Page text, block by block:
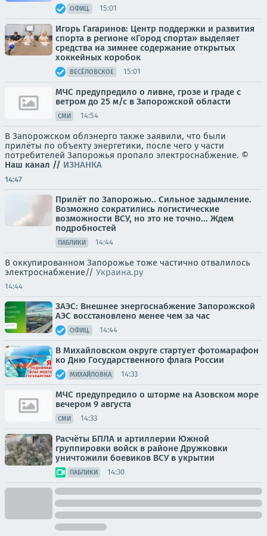
ОФИЦ. 15:01
Игорь Гагаринов: Центр поддержки и развития
спорта в регионе «Город спорта» выделяет
средства на зимнее содержание открытых
хоккейных коробок
ВЕСЁЛОВСКОЕ 15:01
МЧС предупредило о ливне, грозе и граде с
ветром до 25 м/с в Запорожской области
СМИ 14:54
В Запорожском облэнерго также заявили, что были
прилёты по объекту энергетики, после чего у части
потребителей Запорожья пропало электроснабжение. ©
Наш канал // ИЗНАНКА
14:47
Прилёт по Запорожью.. Сильное задымление.
Возможно сократились логистические
возможности ВСУ, но это не точно... Ждем
подробностей
ПАБЛИКИ 14:44
В оккупированном Запорожье тоже частично отвалилось
электроснабжение// Украина.ру
14:44
ЗАЭС: Внешнее энергоснабжение Запорожской
АЭС восстановлено менее чем за час
ОФИЦ. 14:44
В Михайловском округе стартует фотомарафон
ко Дню Государственного флага России
МИХАЙЛОВКА 14:33
МЧС предупредило о шторме на Азовском море
вечером 9 августа
СМИ 14:33
Расчёты БПЛА и артиллерии Южной
группировки войск в районе Дружковки
уничтожили боевиков ВСУ в укрытии
ПАБЛИКИ 14:30